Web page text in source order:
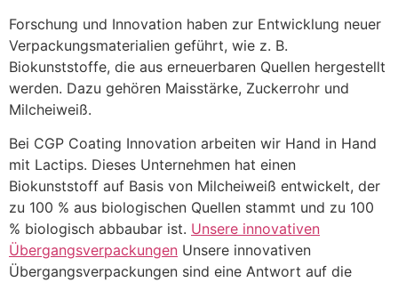
Forschung und Innovation haben zur Entwicklung neuer
Verpackungsmaterialien geführt, wie z. B.
Biokunststoffe, die aus erneuerbaren Quellen hergestellt
werden. Dazu gehören Maisstärke, Zuckerrohr und
Milcheiweiß.
Bei CGP Coating Innovation arbeiten wir Hand in Hand
mit Lactips. Dieses Unternehmen hat einen
Biokunststoff auf Basis von Milcheiweiß entwickelt, der
zu 100 % aus biologischen Quellen stammt und zu 100
% biologisch abbaubar ist. Unsere innovativen
Übergangsverpackungen Unsere innovativen
Übergangsverpackungen sind eine Antwort auf die